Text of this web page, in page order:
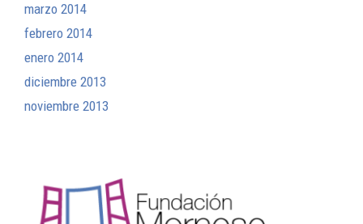
marzo 2014
febrero 2014
enero 2014
diciembre 2013
noviembre 2013